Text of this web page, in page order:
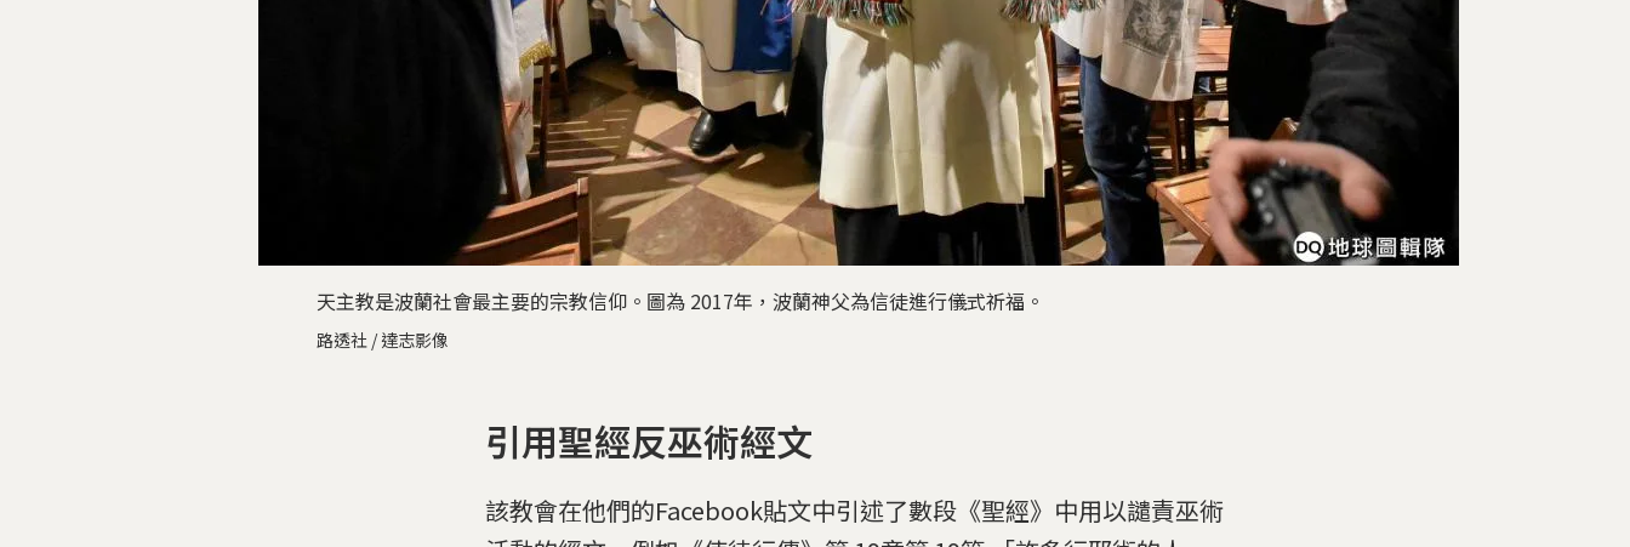
天主教是波蘭社會最主要的宗教信仰。圖為 2017年，波蘭神父為信徒進行儀式祈福。
路透社 / 達志影像
引用聖經反巫術經文
該教會在他們的Facebook貼文中引述了數段《聖經》中用以譴責巫術